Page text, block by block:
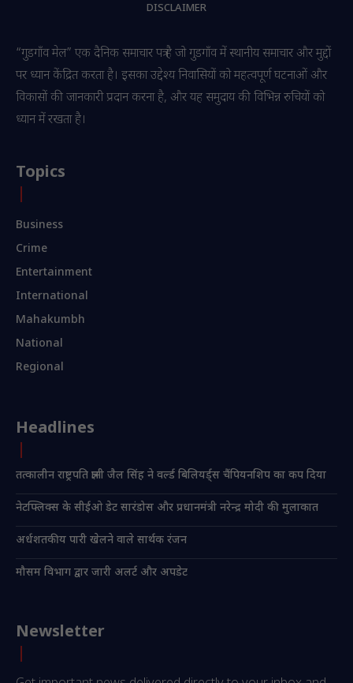
DISCLAIMER
“गुडगाँव मेल” एक दैनिक समाचार पत्र है जो गुडगाँव में स्थानीय समाचार और मुद्दों
पर ध्यान केंद्रित करता है। इसका उद्देश्य निवासियों को महत्वपूर्ण घटनाओं और
विकासों की जानकारी प्रदान करना है, और यह समुदाय की विभिन्न रुचियों को
ध्यान में रखता है।
Topics
Business
Crime
Entertainment
International
Mahakumbh
National
Regional
Headlines
तत्कालीन राष्ट्रपति ज्ञानी जैल सिंह ने वर्ल्ड बिलियर्ड्स चैंपियनशिप का कप दिया
नेटफ्लिक्स के सीईओ डेट सारंडोस और प्रधानमंत्री नरेन्द्र मोदी की मुलाकात
अर्धशतकीय पारी खेलने वाले सार्थक रंजन
मौसम विभाग द्वार जारी अलर्ट और अपडेट
Newsletter